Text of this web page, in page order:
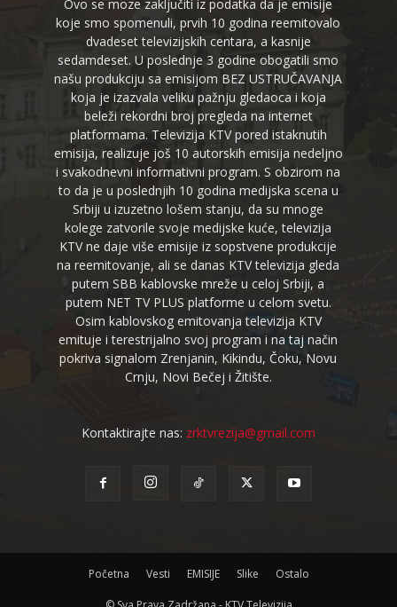
Ovo se moze zaključiti iz podatka da je emisije
koje smo spomenuli, prvih 10 godina reemitovalo
dvadeset televizijskih centara, a kasnije
sedamdeset. U poslednje 3 godine obogatili smo
našu produkciju sa emisijom BEZ USTRUČAVANJA
koja je izazvala veliku pažnju gledaoca i koja
beleži rekordni broj pregleda na internet
platformama. Televizija KTV pored istaknutih
emisija, realizuje još 10 autorskih emisija nedeljno
i svakodnevni informativni program. S obzirom na
to da je u poslednjih 10 godina medijska scena u
Srbiji u izuzetno lošem stanju, da su mnoge
kolege zatvorile svoje medijske kuće, televizija
KTV ne daje više emisije iz sopstvene produkcije
na reemitovanje, ali se danas KTV televizija gleda
putem SBB kablovske mreže u celoj Srbiji, a
putem NET TV PLUS platforme u celom svetu.
Osim kablovskog emitovanja televizija KTV
emituje i terestrijalno svoj program i na taj način
pokriva signalom Zrenjanin, Kikindu, Čoku, Novu
Crnju, Novi Bečej i Žitište.
Kontaktirajte nas: zrktvrezija@gmail.com
Početna Vesti EMISIJE Slike Ostalo